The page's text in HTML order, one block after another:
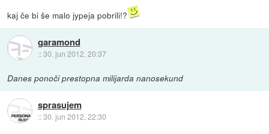
kaj če bi še malo jypeja pobrili!?
garamond
::30. jun 2012, 20:37
Danes ponoči prestopna milijarda nanosekund
sprasujem
::30. jun 2012, 22:30